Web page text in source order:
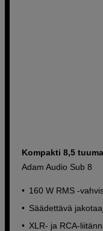
Kompakti 8,5
Adam Audio Sub 8
160 W RMS -
Säädettävä
XLR- ja RCA-